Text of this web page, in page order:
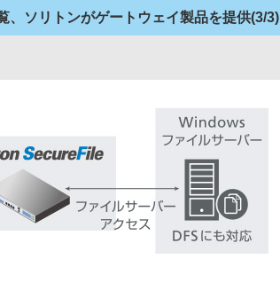
、ソリトンがゲートウェイ製品を提供(3/3)